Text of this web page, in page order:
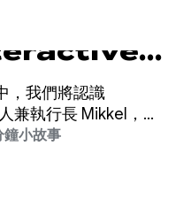
話帶給全
，我們將認識
兼執行長 Mikkel，一
遊戲幕後團隊的成
小故事